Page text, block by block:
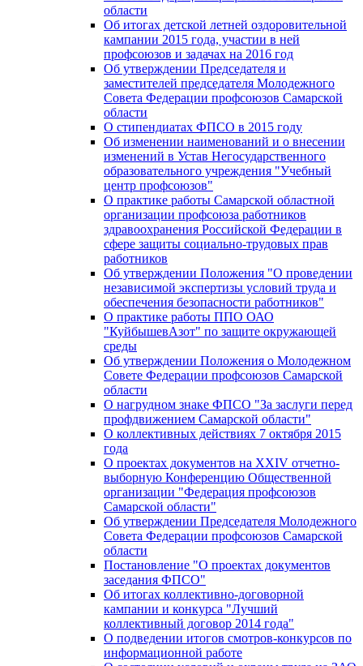
области
Об итогах детской летней оздоровительной
кампании 2015 года, участии в ней
профсоюзов и задачах на 2016 год
Об утверждении Председателя и
заместителей председателя Молодежного
Совета Федерации профсоюзов Самарской
области
О стипендиатах ФПСО в 2015 году
Об изменении наименований и о внесении
изменений в Устав Негосударственного
образовательного учреждения "Учебный
центр профсоюзов"
О практике работы Самарской областной
организации профсоюза работников
здравоохранения Российской Федерации в
сфере защиты социально-трудовых прав
работников
Об утверждении Положения "О проведении
независимой экспертизы условий труда и
обеспечения безопасности работников"
О практике работы ППО ОАО
"КуйбышевАзот" по защите окружающей
среды
Об утверждении Положения о Молодежном
Совете Федерации профсоюзов Самарской
области
О нагрудном знаке ФПСО "За заслуги перед
профдвижением Самарской области"
О коллективных действиях 7 октября 2015
года
О проектах документов на XXIV отчетно-
выборную Конференцию Общественной
организации "Федерация профсоюзов
Самарской области"
Об утверждении Председателя Молодежного
Совета Федерации профсоюзов Самарской
области
Постановление "О проектах документов
заседания ФПСО"
Об итогах коллективно-договорной
кампании и конкурса "Лучший
коллективный договор 2014 года"
О подведении итогов смотров-конкурсов по
информационной работе